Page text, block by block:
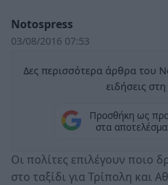
Notospress
03/08/2016 07:53
Δες περισσότερα άρθρα του
ειδήσεις
Προσθήκη ως
στα
Οι πολίτες επιλέγουν ποιο
στο ταξίδι για Τρίπολη και